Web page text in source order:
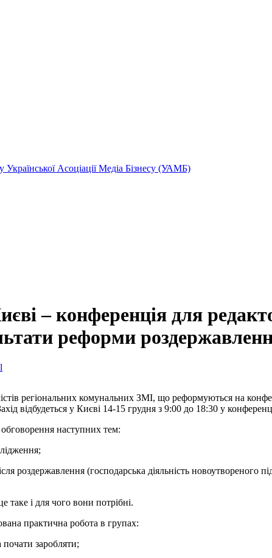
Української Асоціації Медіа Бізнесу (УАМБ)
– конференція для
реформи
регіональних комунальних ЗМІ, що реформуються на
відбудеться у Києві 14-15 грудня з 9:00 до 18:30 у
наступних тем:
(господарська діяльність новоутвореного
і для чого вони потрібні.
практична робота в групах:
заробляти;